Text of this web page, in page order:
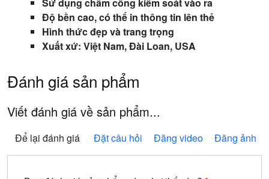
Sử dụng chấm công kiểm soát vào ra
Độ bền cao, có thể in thông tin lên thẻ
Hình thức đẹp và trang trọng
Xuất xứ: Việt Nam, Đài Loan, USA
Đánh giá sản phẩm
Viết đánh giá về sản phẩm...
Để lại đánh giá Đặt câu hỏi Đăng video Đăng ảnh